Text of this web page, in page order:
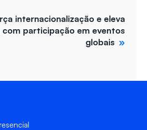
internacionalização e eleva
com participação em eventos
globais